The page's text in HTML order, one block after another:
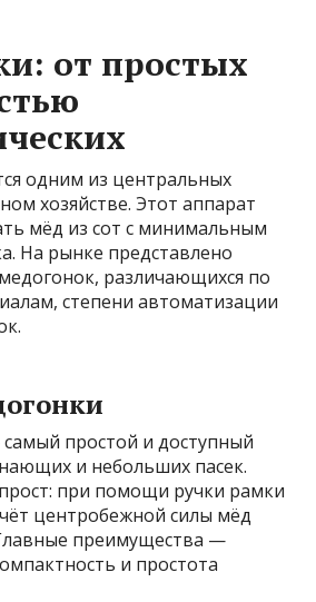
от простых
одним из центральных
хозяйстве. Этот аппарат
мёд из сот с минимальным
На рынке представлено
различающихся по
степени автоматизации
простой и доступный
и небольших пасек.
при помощи ручки рамки
центробежной силы мёд
преимущества —
и простота